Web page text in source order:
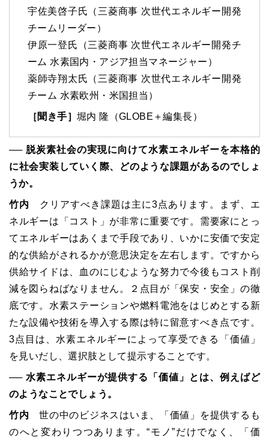
宇佐美啓子氏（三菱商事 次世代エネルギー開発
チームリーダー）
伊原一登氏（三菱商事 次世代エネルギー開発チ
ーム 水素国内・アジア担当マネージャー）
薬師寺翔太氏（三菱商事 次世代エネルギー開発
チーム 水素欧州・米国担当）
［聞き手］ 堀内 隆（GLOBE＋編集長）
── 脱炭素社会の実現に向けて水素エネルギーを本格的
に社会実装していく際、どのような課題があるのでしょ
うか。
竹内
クリアすべき課題は主に3点あります。まず、エ
ネルギーは「コスト」が非常に重要です。需要家にとっ
てエネルギーはあくまで手段であり、いかに安価で安定
的な供給がされるかが意思決定を左右します。ですから
供給サイドは、血のにじむような努力で今後もコスト削
減を図らねばなりません。２点目が「保安・安全」の徹
底です。水素ステーションや燃料電池をはじめとする新
たな設備や技術を導入する際は特に留意すべき点です。
3点目は、水素エネルギーによって享受できる「価値」
を見いだし、選択肢として提示することです。
── 水素エネルギーが提供する「価値」とは、例えばど
のようなことでしょう。
竹内 世の中のビジネスはいま、「価値」を提供するも
のへと変わりつつあります。“モノ”だけでなく、「価